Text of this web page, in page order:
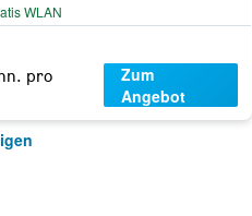
WLAN
pro
Zum
Angebot